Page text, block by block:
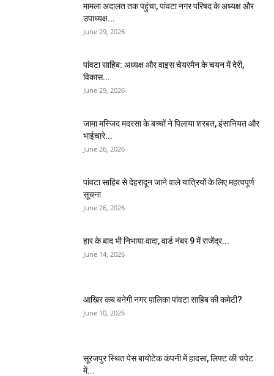
मामला अदालत तक पहुंचा, पांवटा नगर परिषद के अध्यक्ष और
उपाध्यक्ष...
June 29, 2026
पांवटा साहिब: अध्यक्ष और वाइस चेयरमैन के चयन में देरी,
विकास...
June 29, 2026
जामा मस्जिद मदरसा के बच्चों ने पिलाया शरबत, इंसानियत और
भाईचारे...
June 26, 2026
पांवटा साहिब से देहरादून जाने वाले यात्रियों के लिए महत्वपूर्ण
सूचना
June 26, 2026
हार के बाद भी निभाया वादा, वार्ड नंबर 9 में राजेंद्र...
June 14, 2026
आखिर कब बनेगी नगर पालिका पांवटा साहिब की कमेटी?
June 10, 2026
सूरजपुर स्थित पेस बायोटेक कंपनी में हादसा, लिफ्ट की चपेट
में...